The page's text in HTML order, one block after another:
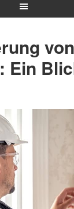
von
Ein